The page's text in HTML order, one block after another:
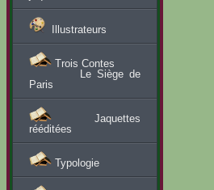
Illustrateurs
Trois Contes
Le Siège de
Paris
Jaquettes
rééditées
Typologie